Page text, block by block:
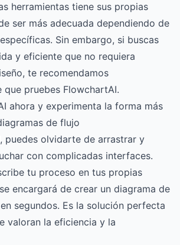
herramientas tiene sus propias
ser más adecuada dependiendo de
Sin embargo, si buscas
y eficiente que no requiera
te recomendamos
que pruebes FlowchartAI.
ahora y experimenta la forma más
de flujo
puedes olvidarte de arrastrar y
con complicadas interfaces.
tu proceso en tus propias
encargará de crear un diagrama de
segundos. Es la solución perfecta
valoran la eficiencia y la